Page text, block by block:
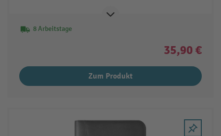
8 Arbeitstage
35,90 €
Zum Produkt